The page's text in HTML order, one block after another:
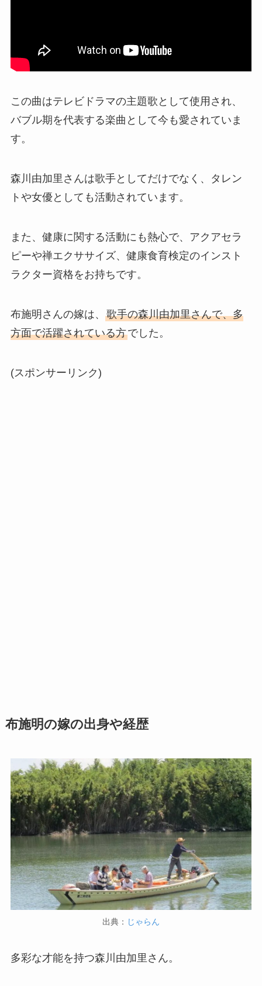
この曲はテレビドラマの主題歌として使用され、
バブル期を代表する楽曲として今も愛されていま
す。
森川由加里さんは歌手としてだけでなく、タレン
トや女優としても活動されています。
また、健康に関する活動にも熱心で、アクアセラ
ピーや禅エクササイズ、健康食育検定のインスト
ラクター資格をお持ちです。
布施明さんの嫁は、 歌手の森川由加里さんで、多
方面で活躍されている方でした。
(スポンサーリンク)
布施明の嫁の出身や経歴
出典： じゃらん
多彩な才能を持つ森川由加里さん。